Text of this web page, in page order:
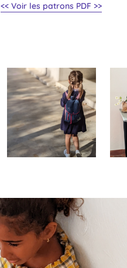
<< Voir les patrons PDF >>